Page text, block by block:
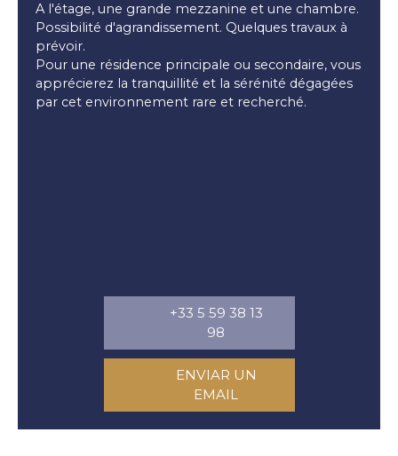
A l'étage, une grande mezzanine et une chambre.
Possibilité d'agrandissement. Quelques travaux à
prévoir.
Pour une résidence principale ou secondaire, vous
apprécierez la tranquillité et la sérénité dégagées
par cet environnement rare et recherché.
+33 5 59 38 13
98
ENVIAR UN
EMAIL